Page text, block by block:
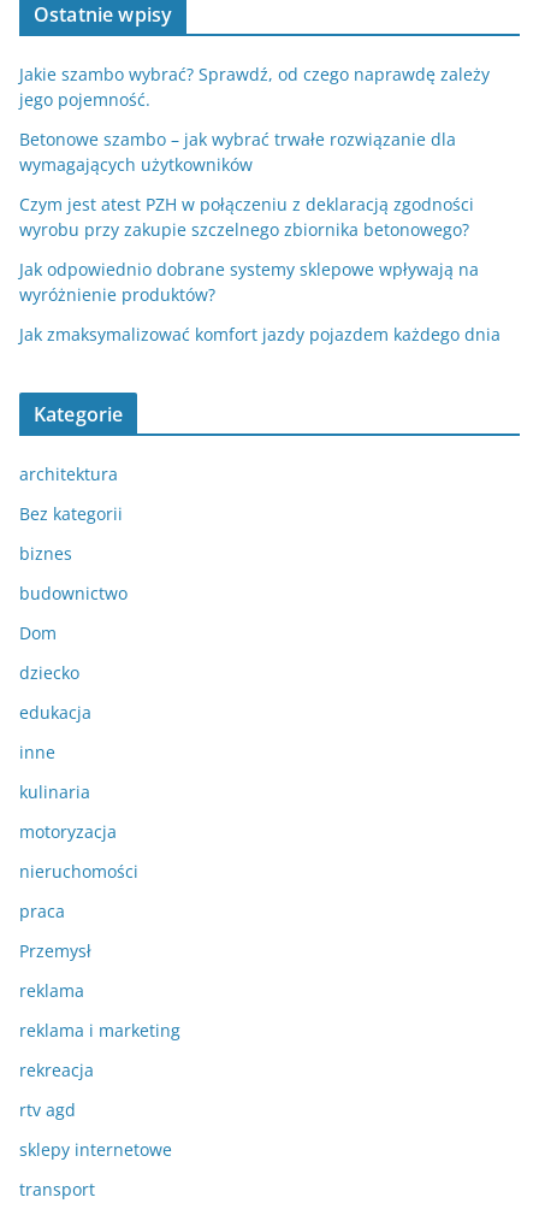
Ostatnie wpisy
Jakie szambo wybrać? Sprawdź, od czego naprawdę zależy
jego pojemność.
Betonowe szambo – jak wybrać trwałe rozwiązanie dla
wymagających użytkowników
Czym jest atest PZH w połączeniu z deklaracją zgodności
wyrobu przy zakupie szczelnego zbiornika betonowego?
Jak odpowiednio dobrane systemy sklepowe wpływają na
wyróżnienie produktów?
Jak zmaksymalizować komfort jazdy pojazdem każdego dnia
Kategorie
architektura
Bez kategorii
biznes
budownictwo
Dom
dziecko
edukacja
inne
kulinaria
motoryzacja
nieruchomości
praca
Przemysł
reklama
reklama i marketing
rekreacja
rtv agd
sklepy internetowe
transport